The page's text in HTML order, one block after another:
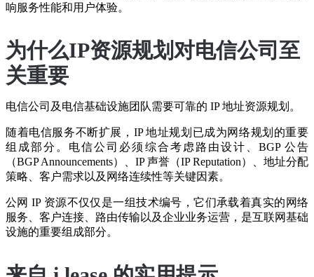
响服务性能和用户体验。
为什么IP资源规划对电信公司至
关重要
电信公司及电信基础设施团队需要可靠的 IP 地址资源规划。
随着电信服务不断扩展，IP 地址规划已成为网络规划的重要
组成部分。电信公司必须综合考虑路由设计、BGP 公告
（BGP Announcements）、IP 声誉（IP Reputation）、地址分配
策略、客户需求以及网络连续性等关键因素。
公网 IP 资源不仅仅是一组技术编号，它们承载着真实的网络
服务、客户连接、路由传输以及企业业务运营，是互联网基础
设施的重要组成部分。